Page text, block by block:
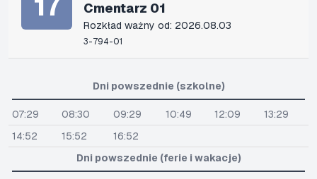
Cmentarz 01
Rozkład ważny od: 2026.08.03
3-794-01
Dni powszednie (szkolne)
07:29 08:30 09:29 10:49 12:09
13:29
14:52
15:52
16:52
Dni powszednie (ferie i wakacje)